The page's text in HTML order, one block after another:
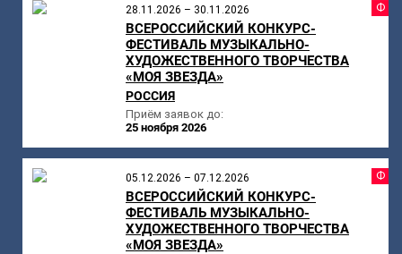
28.11.2026 – 30.11.2026
ВСЕРОССИЙСКИЙ КОНКУРС-
ФЕСТИВАЛЬ МУЗЫКАЛЬНО-
ХУДОЖЕСТВЕННОГО ТВОРЧЕСТВА
«МОЯ ЗВЕЗДА»
РОССИЯ
Приём заявок до:
25 ноября 2026
05.12.2026 – 07.12.2026
ВСЕРОССИЙСКИЙ КОНКУРС-
ФЕСТИВАЛЬ МУЗЫКАЛЬНО-
ХУДОЖЕСТВЕННОГО ТВОРЧЕСТВА
«МОЯ ЗВЕЗДА»